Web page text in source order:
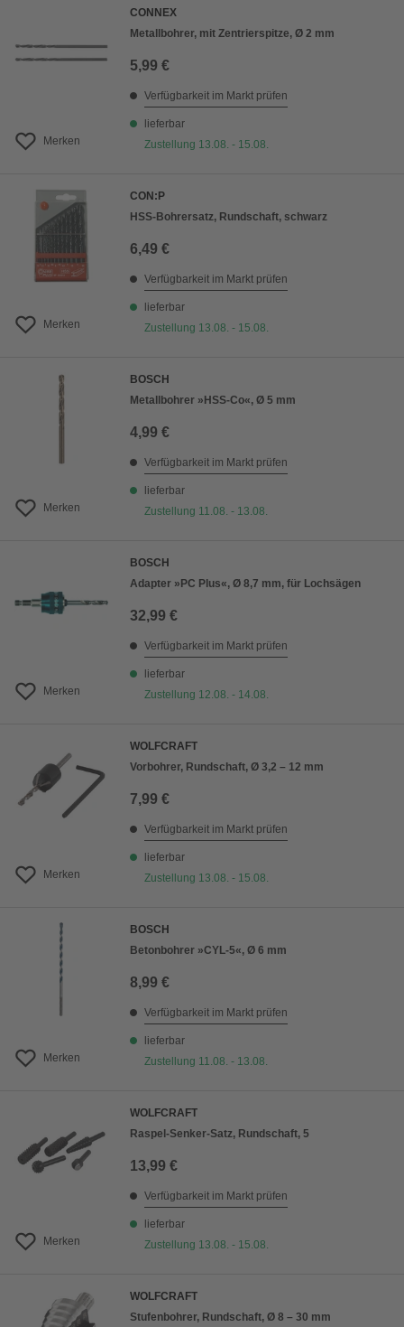
Merken
CONNEX
Metallbohrer, mit Zentrierspitze, Ø 2 mm
5,99 €
Verfügbarkeit im Markt prüfen
lieferbar
Zustellung 13.08. - 15.08.
Merken
CON:P
HSS-Bohrersatz, Rundschaft, schwarz
6,49 €
Verfügbarkeit im Markt prüfen
lieferbar
Zustellung 13.08. - 15.08.
Merken
BOSCH
Metallbohrer »HSS-Co«, Ø 5 mm
4,99 €
Verfügbarkeit im Markt prüfen
lieferbar
Zustellung 11.08. - 13.08.
Merken
BOSCH
Adapter »PC Plus«, Ø 8,7 mm, für Lochsägen
32,99 €
Verfügbarkeit im Markt prüfen
lieferbar
Zustellung 12.08. - 14.08.
Merken
WOLFCRAFT
Vorbohrer, Rundschaft, Ø 3,2 – 12 mm
7,99 €
Verfügbarkeit im Markt prüfen
lieferbar
Zustellung 13.08. - 15.08.
Merken
BOSCH
Betonbohrer »CYL-5«, Ø 6 mm
8,99 €
Verfügbarkeit im Markt prüfen
lieferbar
Zustellung 11.08. - 13.08.
Merken
WOLFCRAFT
Raspel-Senker-Satz, Rundschaft, 5
13,99 €
Verfügbarkeit im Markt prüfen
lieferbar
Zustellung 13.08. - 15.08.
WOLFCRAFT
Stufenbohrer, Rundschaft, Ø 8 – 30 mm